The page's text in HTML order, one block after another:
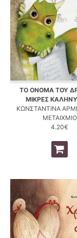
ΤΟ ΟΝΟΜΑ ΤΟΥ
ΜΙΚΡΕΣ
ΚΩΝΣΤΑΝΤΙΝΑ
ΜΕΤΑΙΧΜΙΟ
4.20€